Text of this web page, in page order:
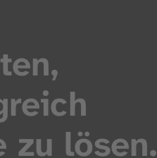
zu lösen.